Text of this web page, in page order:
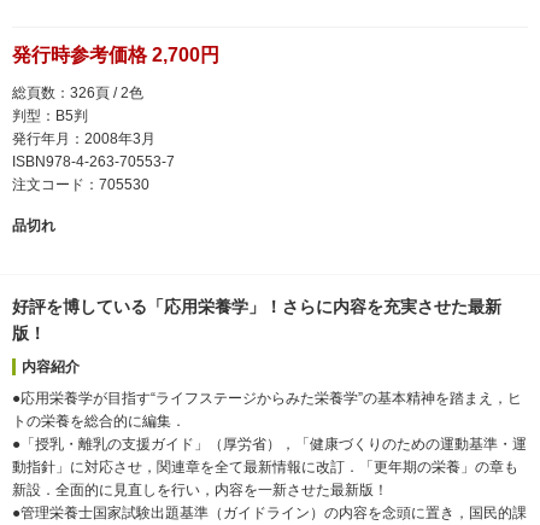
発行時参考価格 2,700円
総頁数：326頁 / 2色
判型：B5判
発行年月：2008年3月
ISBN978-4-263-70553-7
注文コード：705530
品切れ
好評を博している「応用栄養学」！さらに内容を充実させた最新
版！
内容紹介
●応用栄養学が目指す“ライフステージからみた栄養学”の基本精神を踏まえ，ヒ
トの栄養を総合的に編集．
●「授乳・離乳の支援ガイド」（厚労省），「健康づくりのための運動基準・運
動指針」に対応させ，関連章を全て最新情報に改訂．「更年期の栄養」の章も
新設．全面的に見直しを行い，内容を一新させた最新版！
●管理栄養士国家試験出題基準（ガイドライン）の内容を念頭に置き，国民的課